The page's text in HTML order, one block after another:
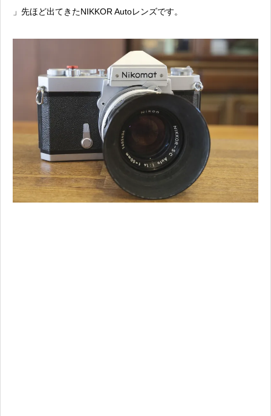
」先ほど出てきたNIKKOR Autoレンズです。